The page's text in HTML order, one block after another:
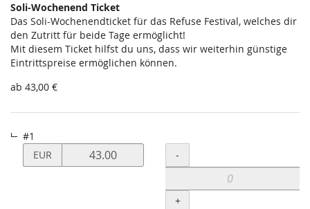
Soli-Wochenend Ticket
Das Soli-Wochenendticket für das Refuse Festival, welches dir
den Zutritt für beide Tage ermöglicht!
Mit diesem Ticket hilfst du uns, dass wir weiterhin günstige
Eintrittspreise ermöglichen können.
ab 43,00 €
#1
Preis
von
EUR Menge
-
+